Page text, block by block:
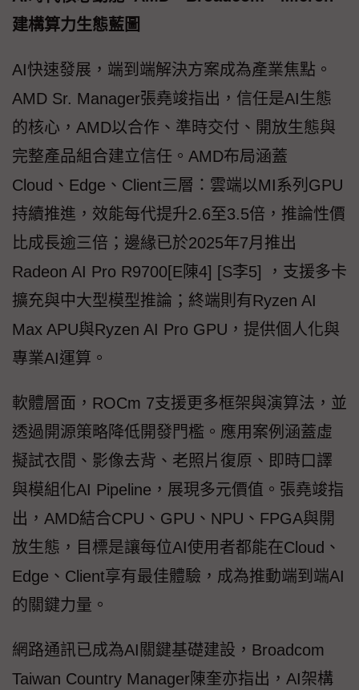
建構算力生態藍圖
AI快速發展，端到端解決方案成為產業焦點。
AMD Sr. Manager張堯竣指出，信任是AI生態
的核心，AMD以合作、準時交付、開放生態與
完整產品組合建立信任。AMD布局涵蓋
Cloud、Edge、Client三層：雲端以MI系列GPU
持續推進，效能每代提升2.6至3.5倍，推論性價
比成長逾三倍；邊緣已於2025年7月推出
Radeon AI Pro R9700[E陳4] [S李5] ，支援多卡
擴充與中大型模型推論；終端則有Ryzen AI
Max APU與Ryzen AI Pro GPU，提供個人化與
專業AI運算。
軟體層面，ROCm 7支援更多框架與演算法，並
透過開源策略降低開發門檻。應用案例涵蓋虛
擬試衣間、影像去背、老照片復原、即時口譯
與模組化AI Pipeline，展現多元價值。張堯竣指
出，AMD結合CPU、GPU、NPU、FPGA與開
放生態，目標是讓每位AI使用者都能在Cloud、
Edge、Client享有最佳體驗，成為推動端到端AI
的關鍵力量。
網路通訊已成為AI關鍵基礎建設，Broadcom
Taiwan Country Manager陳奎亦指出，AI架構